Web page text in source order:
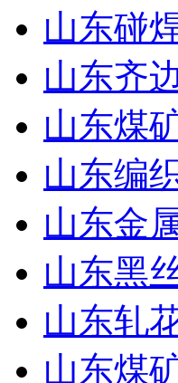
山东碰
山东齐
山东煤
山东编
山东金
山东黑
山东轧
山东煤